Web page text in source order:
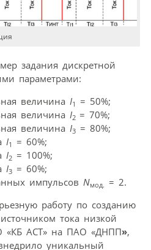
задания дискретной
параметрами:
величина I1
= 50%;
величина I2 = 70%;
величина I3 = 80%;
I1
= 60%;
I2 = 100%;
I3 = 60%;
импульсов Nмод. = 2.
работу по созданию
тока низкой
«КБ АСТ» на ПАО «ДНПП»,
уникальный